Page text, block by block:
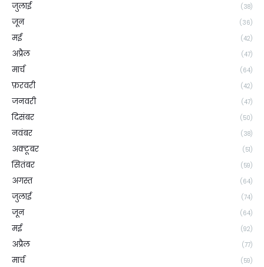
जुलाई (38)
जून (36)
मई (42)
अप्रैल (47)
मार्च (64)
फ़रवरी (42)
जनवरी (47)
दिसंबर (50)
नवंबर (38)
अक्टूबर (51)
सितंबर (59)
अगस्त (64)
जुलाई (74)
जून (64)
मई (92)
अप्रैल (77)
मार्च (59)